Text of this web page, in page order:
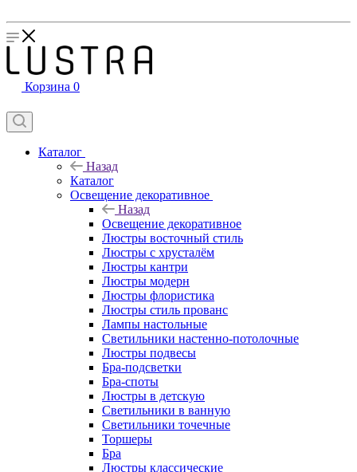
Корзина 0
Каталог
Назад
Каталог
Освещение декоративное
Назад
Освещение декоративное
Люстры восточный стиль
Люстры с хрусталём
Люстры кантри
Люстры модерн
Люстры флористика
Люстры стиль прованс
Лампы настольные
Светильники настенно-потолочные
Люстры подвесы
Бра-подсветки
Бра-споты
Люстры в детскую
Светильники в ванную
Светильники точечные
Торшеры
Бра
Люстры классические